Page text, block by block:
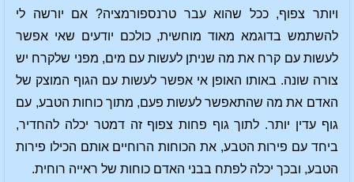
ויותר צפוף, ככל שהוא עבר טרנספורמציה? אם יורשה לי
להשתמש בדוגמא מאוד מוחשית, כולכם יודעים שאי אפשר
לעשות עם קרח את מה שניתן לעשות עם מים, מפני שלקרח יש
צורה שונה. באותו האופן אי אפשר לעשות עם הגוף המוצק של
האדם את מה שהתאפשר לעשות פעם, מתוך כוחות הטבע, עם
גוף עדין יותר. לתוך גוף פחות צפוף זה דמטר יכלה להחדיר,
ביחד עם פירות הטבע, את הכוחות הרוחיים אותם הכילו פירות
הטבע, ובכך יכלה לפתח בבני האדם כוחות של ראייה רוחית.